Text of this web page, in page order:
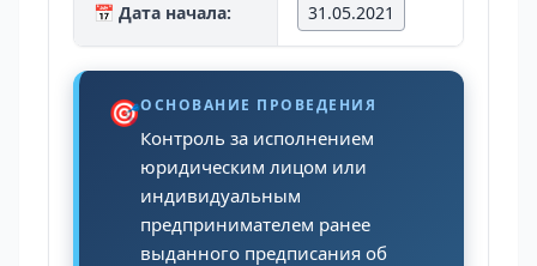
📅 Дата начала: 31.05.2021
🎯ОСНОВАНИЕ ПРОВЕДЕНИЯ
Контроль за исполнением
юридическим лицом или
индивидуальным
предпринимателем ранее
выданного предписания об